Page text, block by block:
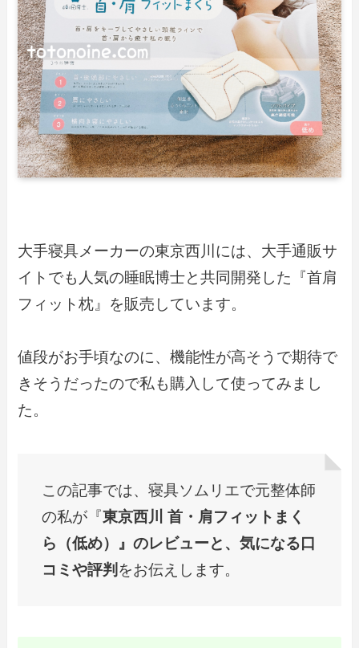
大手寝具メーカーの東京西川には、大手通販サ
イトでも人気の睡眠博士と共同開発した『首肩
フィット枕』を販売しています。
値段がお手頃なのに、機能性が高そうで期待で
きそうだったので私も購入して使ってみまし
た。
この記事では、寝具ソムリエで元整体師
の私が『東京西川 首・肩フィットまく
ら（低め）』のレビューと、気になる口
コミや評判 をお伝えします。